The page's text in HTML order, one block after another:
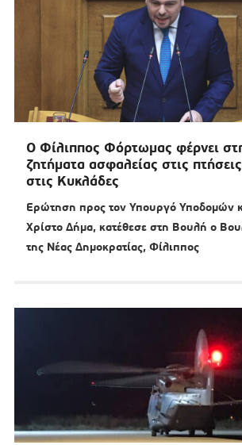
Ο Φίλιππος Φόρτωμας φέρνει
ζητήματα ασφαλείας στις
στις Κυκλάδες
Ερώτηση προς τον Υπουργό Υποδομών
Χρίστο Δήμα, κατέθεσε στη Βουλή ο
της Νέας Δημοκρατίας, Φίλιππος